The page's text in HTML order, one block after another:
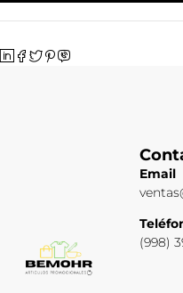
Email
(998)